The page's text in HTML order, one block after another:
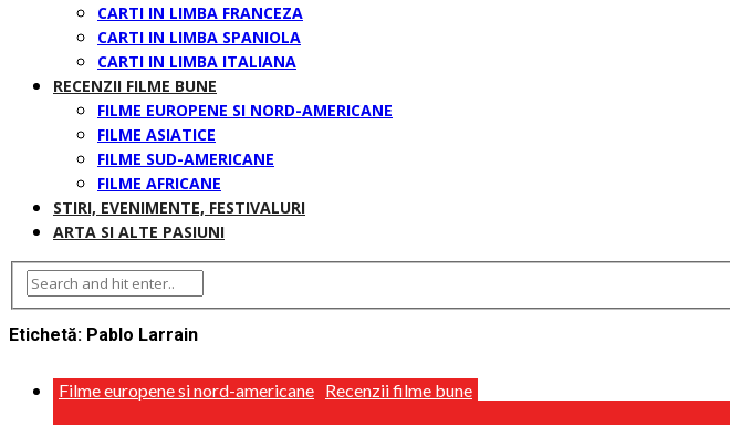
CARTI IN LIMBA FRANCEZA
CARTI IN LIMBA SPANIOLA
CARTI IN LIMBA ITALIANA
RECENZII FILME BUNE
FILME EUROPENE SI NORD-AMERICANE
FILME ASIATICE
FILME SUD-AMERICANE
FILME AFRICANE
STIRI, EVENIMENTE, FESTIVALURI
ARTA SI ALTE PASIUNI
Etichetă: Pablo Larrain
Filme europene si nord-americane Recenzii filme bune